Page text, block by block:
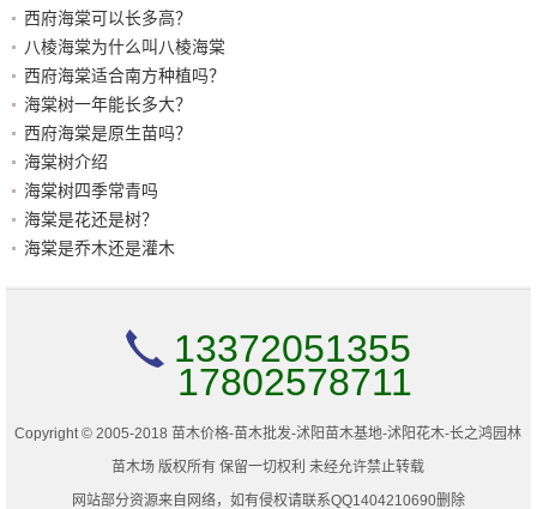
西府海棠可以长多高？
八棱海棠为什么叫八棱海棠
西府海棠适合南方种植吗？
海棠树一年能长多大？
西府海棠是原生苗吗？
海棠树介绍
海棠树四季常青吗
海棠是花还是树？
海棠是乔木还是灌木
13372051355
17802578711
Copyright © 2005-2018 苗木价格-苗木批发-沭阳苗木基地-沭阳花木-长之鸿园林
苗木场 版权所有 保留一切权利 未经允许禁止转载
网站部分资源来自网络，如有侵权请联系QQ1404210690删除